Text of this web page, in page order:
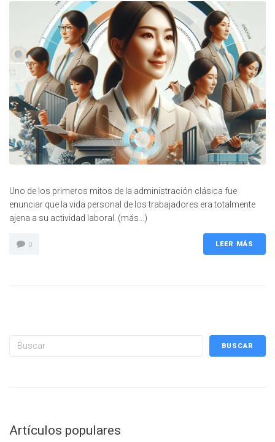
Uno de los primeros mitos de la administración clásica fue
enunciar que la vida personal de los trabajadores era totalmente
ajena a su actividad laboral. (más…)
0 LEER MÁS
Buscar BUSCAR
Artículos populares